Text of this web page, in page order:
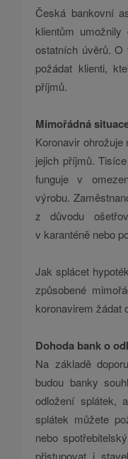
Česká bankovní
klientům
ostatních úvěrů. O
požádat klienti,
příjmů.
Mimořádná
Koronavir
jejich příjmů.
funguje v
výrobu.
z důvodu
v karanténě nebo
Jak splácet
způsobené
koronavirem žádat
Dohoda bank o
Na základě
budou banky
odložení
splátek můžete
nebo
přistupovat i